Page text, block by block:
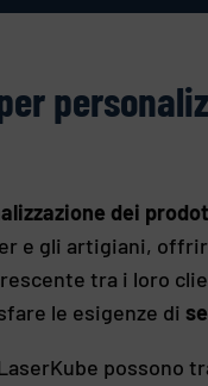
dei
e gli artigiani,
tra i loro
le esigenze di
possono